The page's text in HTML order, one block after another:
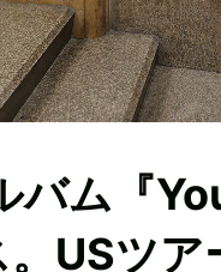
バム『
USツア